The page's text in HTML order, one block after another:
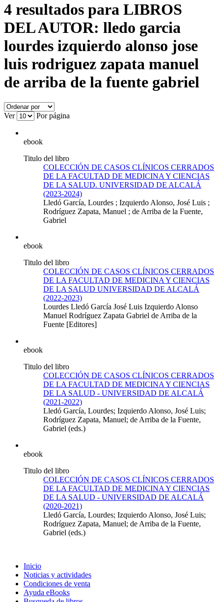
4 resultados para LIBROS
DEL AUTOR: lledo garcia
lourdes izquierdo alonso jose
luis rodriguez zapata manuel
de arriba de la fuente gabriel
Ver Por página
ebook
Titulo del libro
COLECCIÓN DE CASOS CLÍNICOS CERRADOS
DE LA FACULTAD DE MEDICINA Y CIENCIAS
DE LA SALUD. UNIVERSIDAD DE ALCALÁ
(2023-2024)
Lledó García, Lourdes ; Izquierdo Alonso, José Luis ;
Rodríguez Zapata, Manuel ; de Arriba de la Fuente,
Gabriel
ebook
Titulo del libro
COLECCIÓN DE CASOS CLÍNICOS CERRADOS
DE LA FACULTAD DE MEDICINA Y CIENCIAS
DE LA SALUD UNIVERSIDAD DE ALCALÁ
(2022-2023)
Lourdes Lledó García José Luis Izquierdo Alonso
Manuel Rodríguez Zapata Gabriel de Arriba de la
Fuente [Editores]
ebook
Titulo del libro
COLECCIÓN DE CASOS CLÍNICOS CERRADOS
DE LA FACULTAD DE MEDICINA Y CIENCIAS
DE LA SALUD - UNIVERSIDAD DE ALCALÁ
(2021-2022)
Lledó García, Lourdes; Izquierdo Alonso, José Luis;
Rodríguez Zapata, Manuel; de Arriba de la Fuente,
Gabriel (eds.)
ebook
Titulo del libro
COLECCIÓN DE CASOS CLÍNICOS CERRADOS
DE LA FACULTAD DE MEDICINA Y CIENCIAS
DE LA SALUD - UNIVERSIDAD DE ALCALÁ
(2020-2021)
Lledó García, Lourdes; Izquierdo Alonso, José Luis;
Rodríguez Zapata, Manuel; de Arriba de la Fuente,
Gabriel (eds.)
Inicio
Noticias y actividades
Condiciones de venta
Ayuda eBooks